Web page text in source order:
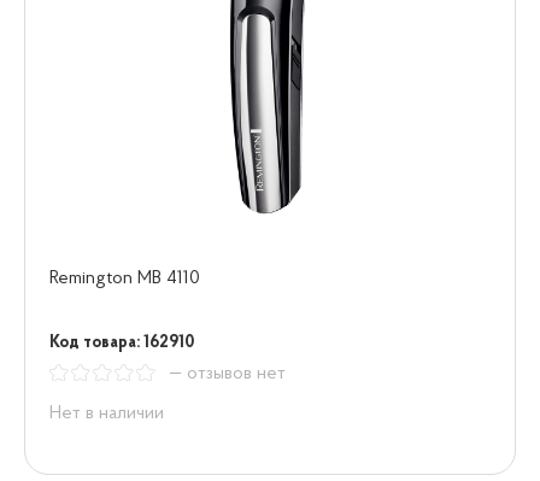
Remington MB 4110
Код товара: 162910
— отзывов нет
Нет в наличии